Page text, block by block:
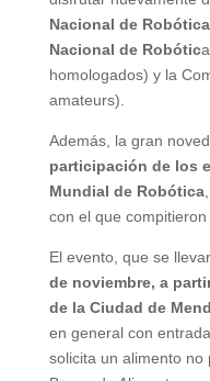
Nacional de
Nacional de Robótic
homologados) y la
amateurs).
Además, la gran
participación de los
Mundial de Robótica
con el que
El evento, que se
de noviembre, a
de la Ciudad de
en general con
solicita un alimento